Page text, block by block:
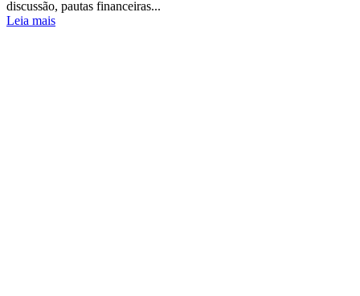
discussão, pautas financeiras...
Leia mais